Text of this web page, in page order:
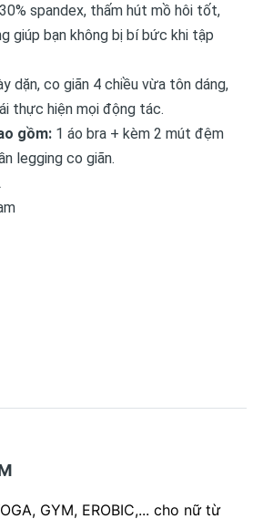
spandex, thấm hút mồ hôi tốt,
giúp bạn không bị bí bức khi tập
dặn, co giãn 4 chiều vừa tôn dáng,
thực hiện mọi động tác.
gồm: 1 áo bra + kèm 2 mút đệm
legging co giãn.
GYM, EROBIC,... cho nữ từ